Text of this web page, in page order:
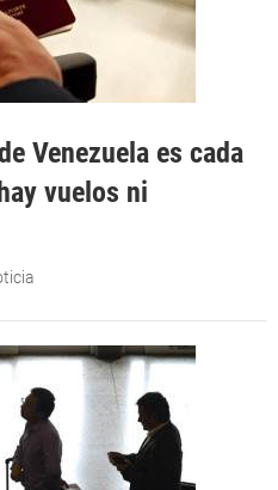
Venezuela es cada
vuelos ni